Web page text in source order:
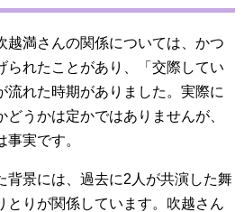
越満さんの関係については、かつ
られたことがあり、「交際してい
流れた時期がありました。実際に
うかは定かではありませんが、
実です。
背景には、過去に2人が共演した舞
とりが関係しています。吹越さん